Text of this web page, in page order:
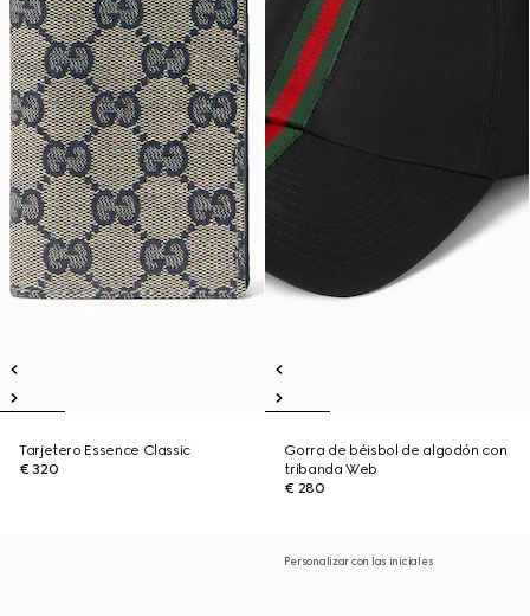
Tarjetero Essence Classic
€ 320
Gorra de béisbol de algodón con
tribanda Web
€ 280
Personalizar con las iniciales